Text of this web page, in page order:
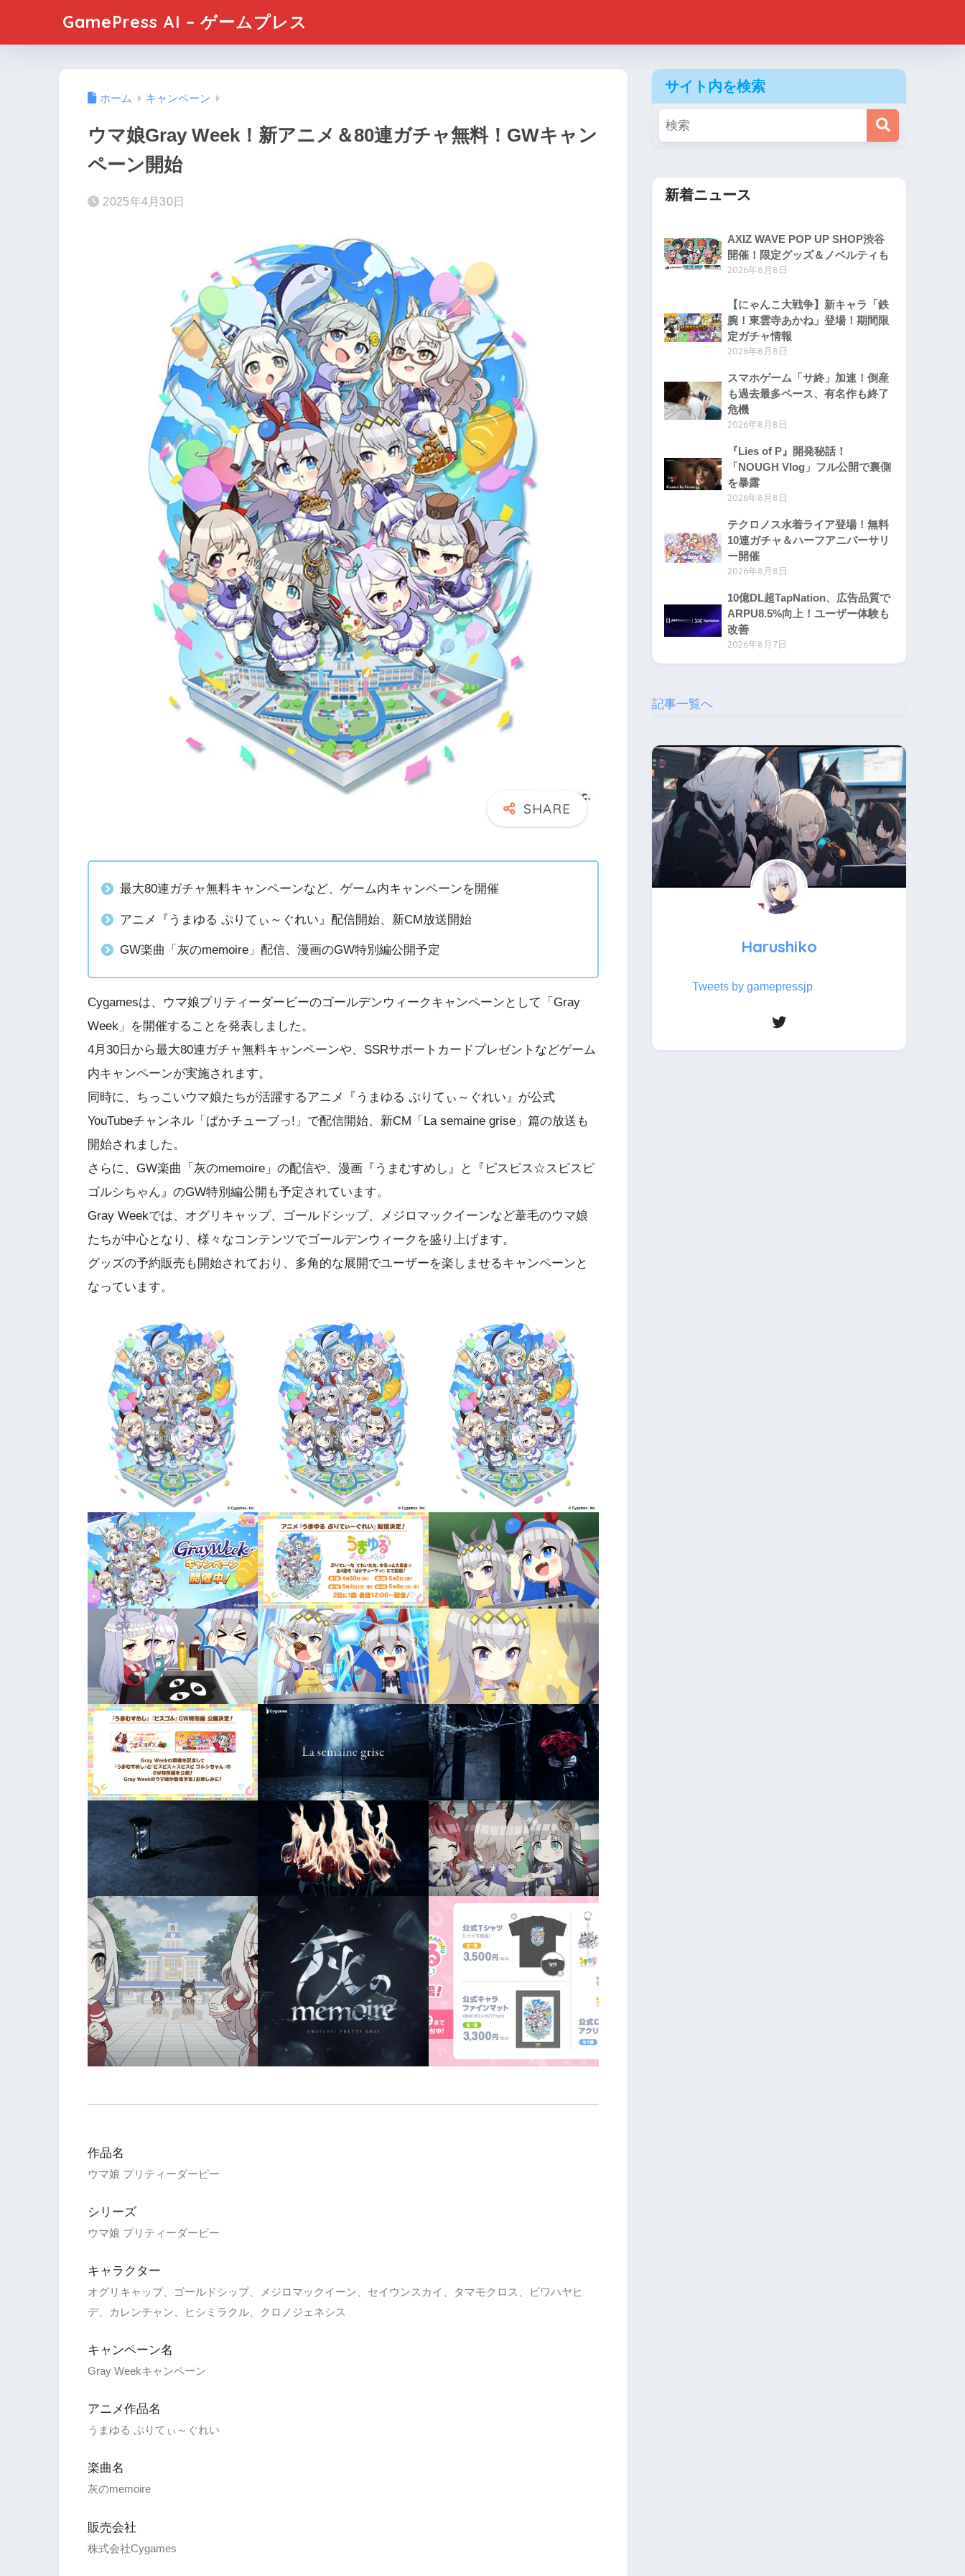
GamePress AI – ゲームプレス
ホーム キャンペーン
ウマ娘Gray Week！新アニメ＆80連ガチャ無料！GWキャン
ペーン開始
2025年4月30日
最大80連ガチャ無料キャンペーンなど、ゲーム内キャンペーンを開催
アニメ『うまゆる ぷりてぃ～ぐれい』配信開始、新CM放送開始
GW楽曲「灰のmemoire」配信、漫画のGW特別編公開予定
Cygamesは、ウマ娘プリティーダービーのゴールデンウィークキャンペーンとして「Gray
Week」を開催することを発表しました。
4月30日から最大80連ガチャ無料キャンペーンや、SSRサポートカードプレゼントなどゲーム
内キャンペーンが実施されます。
同時に、ちっこいウマ娘たちが活躍するアニメ『うまゆる ぷりてぃ～ぐれい』が公式
YouTubeチャンネル「ぱかチューブっ!」で配信開始、新CM「La semaine grise」篇の放送も
開始されました。
さらに、GW楽曲「灰のmemoire」の配信や、漫画『うまむすめし』と『ピスピス☆スピスピ
ゴルシちゃん』のGW特別編公開も予定されています。
Gray Weekでは、オグリキャップ、ゴールドシップ、メジロマックイーンなど葦毛のウマ娘
たちが中心となり、様々なコンテンツでゴールデンウィークを盛り上げます。
グッズの予約販売も開始されており、多角的な展開でユーザーを楽しませるキャンペーンと
なっています。
作品名
ウマ娘 プリティーダービー
シリーズ
ウマ娘 プリティーダービー
キャラクター
オグリキャップ、ゴールドシップ、メジロマックイーン、セイウンスカイ、タマモクロス、ビワハヤヒ
デ、カレンチャン、ヒシミラクル、クロノジェネシス
キャンペーン名
Gray Weekキャンペーン
アニメ作品名
うまゆる ぷりてぃ～ぐれい
楽曲名
灰のmemoire
販売会社
株式会社Cygames
サイト内を検索
新着ニュース
AXIZ WAVE POP UP SHOP渋谷
開催！限定グッズ＆ノベルティも
2026年8月8日
【にゃんこ大戦争】新キャラ「鉄
腕！東雲寺あかね」登場！期間限
定ガチャ情報
2026年8月8日
スマホゲーム「サ終」加速！倒産
も過去最多ペース、有名作も終了
危機
2026年8月8日
『Lies of P』開発秘話！
「NOUGH Vlog」フル公開で裏側
を暴露
2026年8月8日
テクロノス水着ライア登場！無料
10連ガチャ＆ハーフアニバーサリ
ー開催
2026年8月8日
10億DL超TapNation、広告品質で
ARPU8.5%向上！ユーザー体験も
改善
2026年8月7日
記事一覧へ
Harushiko
Tweets by gamepressjp